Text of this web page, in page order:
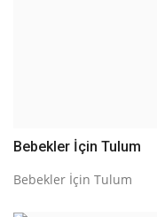
Bebekler İçin Tulum
Bebekler İçin Tulum